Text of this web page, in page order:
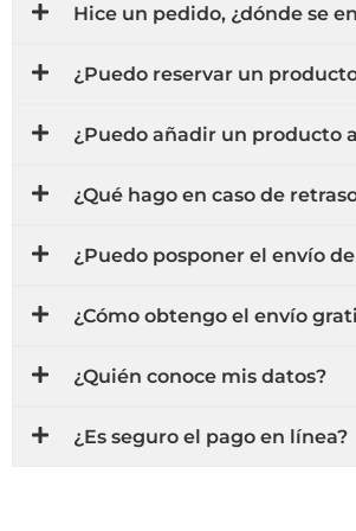
Hice un pedido, ¿dónde se
¿Puedo reservar un
¿Puedo añadir un producto
¿Qué hago en caso de
¿Puedo posponer el envío
¿Cómo obtengo el envío
¿Quién conoce mis datos?
¿Es seguro el pago en línea?